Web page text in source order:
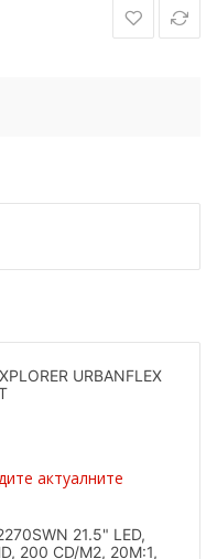
URBANFLEX
актуалните
21.5" LED,
200 CD/M2, 20M:1,